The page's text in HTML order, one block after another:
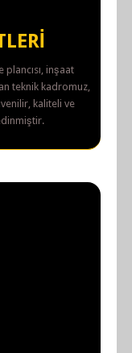
inşaat
teknik kadromuz,
kaliteli ve